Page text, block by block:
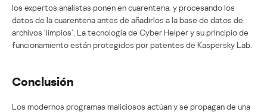
los expertos analistas ponen en cuarentena, y procesando los
datos de la cuarentena antes de añadirlos a la base de datos de
archivos ‘limpios’. La tecnología de Cyber Helper y su principio de
funcionamiento están protegidos por patentes de Kaspersky Lab.
Conclusión
Los modernos programas maliciosos actúan y se propagan de una